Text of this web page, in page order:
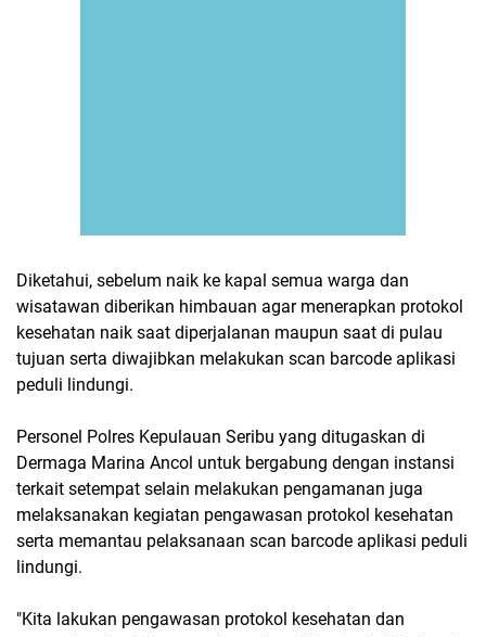
Diketahui, sebelum naik ke kapal semua warga dan
wisatawan diberikan himbauan agar menerapkan protokol
kesehatan naik saat diperjalanan maupun saat di pulau
tujuan serta diwajibkan melakukan scan barcode aplikasi
peduli lindungi.
Personel Polres Kepulauan Seribu yang ditugaskan di
Dermaga Marina Ancol untuk bergabung dengan instansi
terkait setempat selain melakukan pengamanan juga
melaksanakan kegiatan pengawasan protokol kesehatan
serta memantau pelaksanaan scan barcode aplikasi peduli
lindungi.
"Kita lakukan pengawasan protokol kesehatan dan